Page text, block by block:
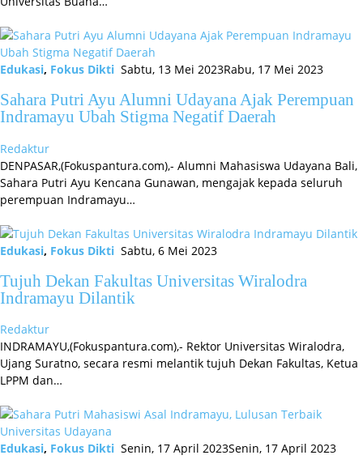
Edukasi, Fokus Dikti Sabtu, 13 Mei 2023Rabu, 17 Mei 2023
Sahara Putri Ayu Alumni Udayana Ajak Perempuan
Indramayu Ubah Stigma Negatif Daerah
Redaktur
DENPASAR,(Fokuspantura.com),- Alumni Mahasiswa Udayana Bali,
Sahara Putri Ayu Kencana Gunawan, mengajak kepada seluruh
perempuan Indramayu…
Edukasi, Fokus Dikti Sabtu, 6 Mei 2023
Tujuh Dekan Fakultas Universitas Wiralodra
Indramayu Dilantik
Redaktur
INDRAMAYU,(Fokuspantura.com),- Rektor Universitas Wiralodra,
Ujang Suratno, secara resmi melantik tujuh Dekan Fakultas, Ketua
LPPM dan…
Edukasi, Fokus Dikti Senin, 17 April 2023Senin, 17 April 2023